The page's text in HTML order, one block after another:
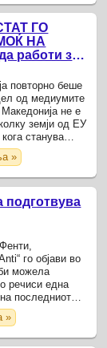
ГО
НА
работи за
повторно беше
од медиумите
не е
земји од ЕУ
станува
рече
»
го објави во
можела
речиси една
последниот
и рапер Раким
»